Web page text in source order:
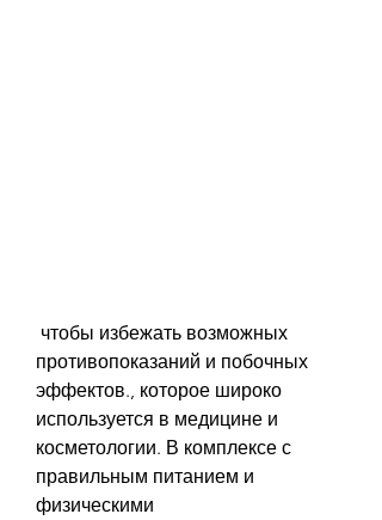
противопоказаний и побочных
эффектов., которое широко
используется в медицине и
косметологии. В комплексе с
правильным питанием и
физическими